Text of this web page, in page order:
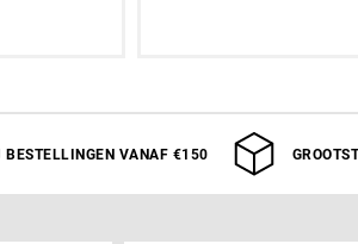
BESTELLINGEN VANAF €150